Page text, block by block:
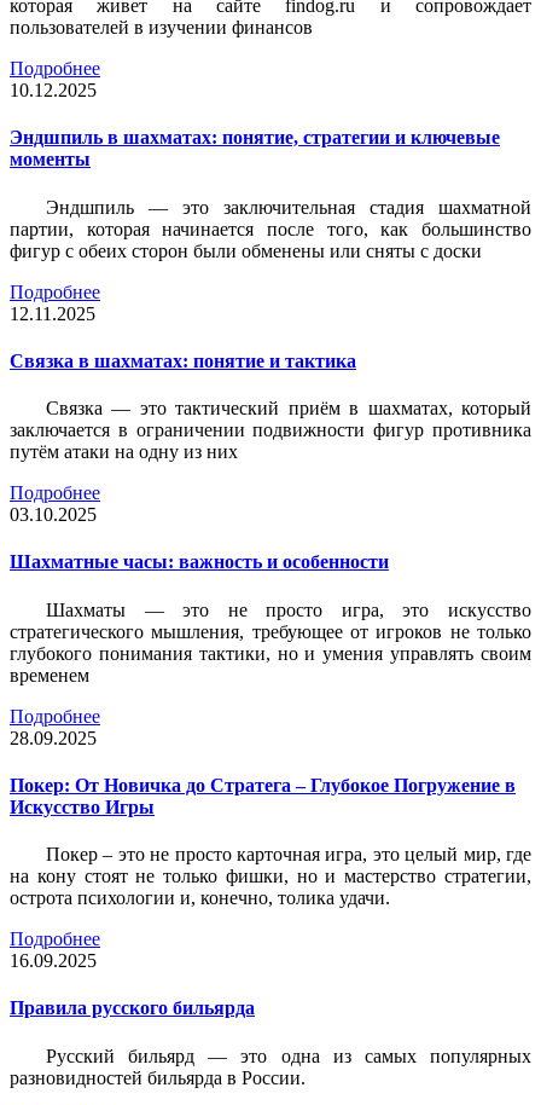
которая живет на сайте findog.ru и сопровождает
пользователей в изучении финансов
Подробнее
10.12.2025
Эндшпиль в шахматах: понятие, стратегии и ключевые
моменты
Эндшпиль — это заключительная стадия шахматной
партии, которая начинается после того, как большинство
фигур с обеих сторон были обменены или сняты с доски
Подробнее
12.11.2025
Связка в шахматах: понятие и тактика
Связка — это тактический приём в шахматах, который
заключается в ограничении подвижности фигур противника
путём атаки на одну из них
Подробнее
03.10.2025
Шахматные часы: важность и особенности
Шахматы — это не просто игра, это искусство
стратегического мышления, требующее от игроков не только
глубокого понимания тактики, но и умения управлять своим
временем
Подробнее
28.09.2025
Покер: От Новичка до Стратега – Глубокое Погружение в
Искусство Игры
Покер – это не просто карточная игра, это целый мир, где
на кону стоят не только фишки, но и мастерство стратегии,
острота психологии и, конечно, толика удачи.
Подробнее
16.09.2025
Правила русского бильярда
Русский бильярд — это одна из самых популярных
разновидностей бильярда в России.